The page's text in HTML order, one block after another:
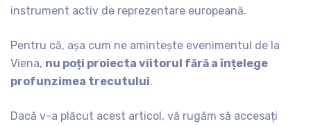
instrument activ de reprezentare europeană.
Pentru că, așa cum ne amintește evenimentul de la
Viena, nu poți proiecta viitorul fără a înțelege
profunzimea trecutului.
Dacă v-a plăcut acest articol, vă rugăm să accesați